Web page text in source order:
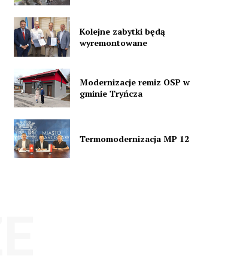
Kolejne zabytki będą
wyremontowane
Modernizacje remiz OSP w
gminie Tryńcza
Termomodernizacja MP 12